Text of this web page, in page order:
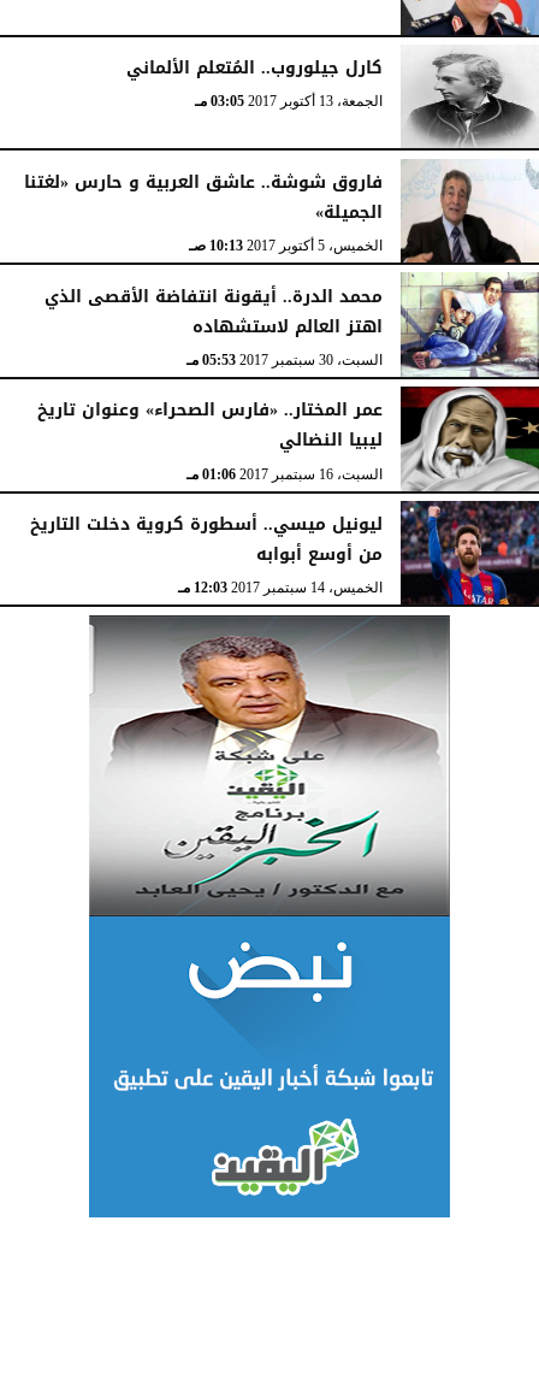
كارل جيلوروب.. المُتعلم الألماني
الجمعة، 13 أكتوبر 2017 03:05 مـ
فاروق شوشة.. عاشق العربية و حارس «لغتنا
الجميلة»
الخميس، 5 أكتوبر 2017 10:13 صـ
محمد الدرة.. أيقونة انتفاضة الأقصى الذي
اهتز العالم لاستشهاده
السبت، 30 سبتمبر 2017 05:53 مـ
عمر المختار.. «فارس الصحراء» وعنوان تاريخ
ليبيا النضالي
السبت، 16 سبتمبر 2017 01:06 مـ
ليونيل ميسي.. أسطورة كروية دخلت التاريخ
من أوسع أبوابه
الخميس، 14 سبتمبر 2017 12:03 مـ